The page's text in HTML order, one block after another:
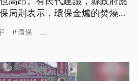
局則表示，環保金爐的焚燒減
環保 ...